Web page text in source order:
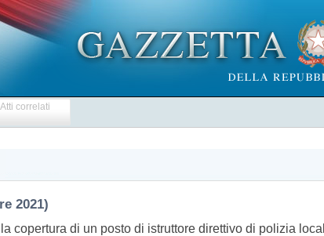
Atti correlati
2021)
copertura di un posto di istruttore direttivo di polizia